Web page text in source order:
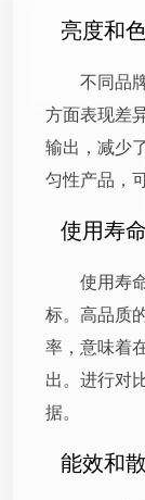
亮度和
不同品
方面表现差
输出，减少
匀性产品，
使用寿
使用寿
标。高品质
率，意味着
出。进行对
据。
能效和